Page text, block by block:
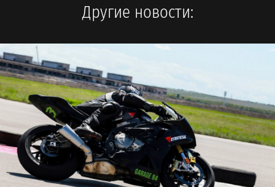
Другие новости: